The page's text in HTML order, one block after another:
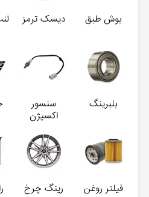
بوش طبق دیسک ترمز
بلبرینگ
سنسور
اکسیژن
فیلتر روغن رینگ چرخ